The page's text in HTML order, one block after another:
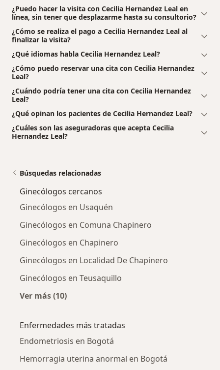
¿Puedo hacer la visita con Cecilia Hernandez Leal en
línea, sin tener que desplazarme hasta su consultorio?
¿Cómo se realiza el pago a Cecilia Hernandez Leal al
finalizar la visita?
¿Qué idiomas habla Cecilia Hernandez Leal?
¿Cómo puedo reservar una cita con Cecilia Hernandez
Leal?
¿Cuándo podría tener una cita con Cecilia Hernandez
Leal?
¿Qué opinan los pacientes de Cecilia Hernandez Leal?
¿Cuáles son las aseguradoras que acepta Cecilia
Hernandez Leal?
Búsquedas relacionadas
Ginecólogos cercanos
Ginecólogos en Usaquén
Ginecólogos en Comuna Chapinero
Ginecólogos en Chapinero
Ginecólogos en Localidad De Chapinero
Ginecólogos en Teusaquillo
Ver más (10)
Enfermedades más tratadas
Endometriosis en Bogotá
Hemorragia uterina anormal en Bogotá